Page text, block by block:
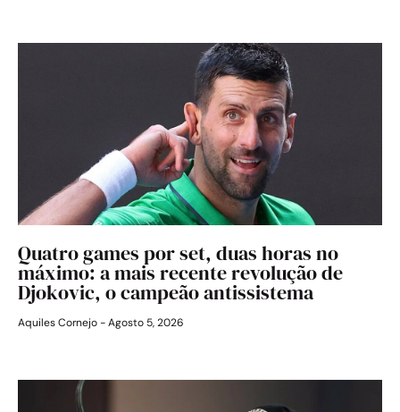
Quatro games por set, duas horas no
máximo: a mais recente revolução de
Djokovic, o campeão antissistema
Aquiles Cornejo Agosto 5, 2026